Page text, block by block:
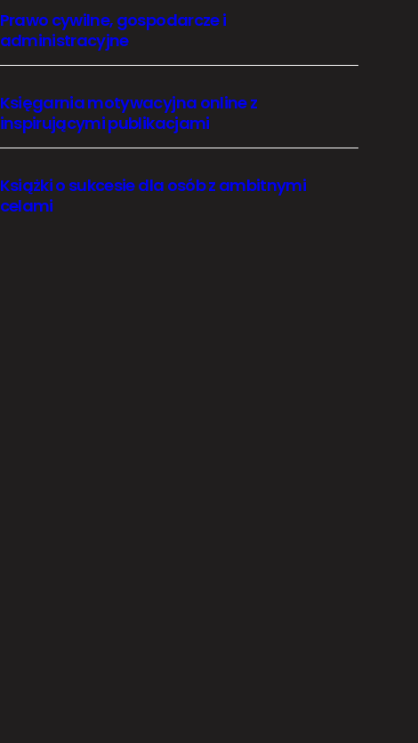
Prawo cywilne, gospodarcze i
administracyjne
Księgarnia motywacyjna online z
inspirującymi publikacjami
Książki o sukcesie dla osób z ambitnymi
celami